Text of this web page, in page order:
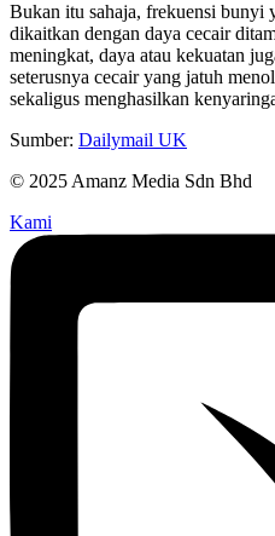
Bukan itu sahaja, frekuensi bunyi
dikaitkan dengan daya cecair
meningkat, daya atau kekuatan
seterusnya cecair yang jatuh
sekaligus menghasilkan
Sumber: Dailymail UK
© 2025 Amanz Media Sdn Bhd
Kami